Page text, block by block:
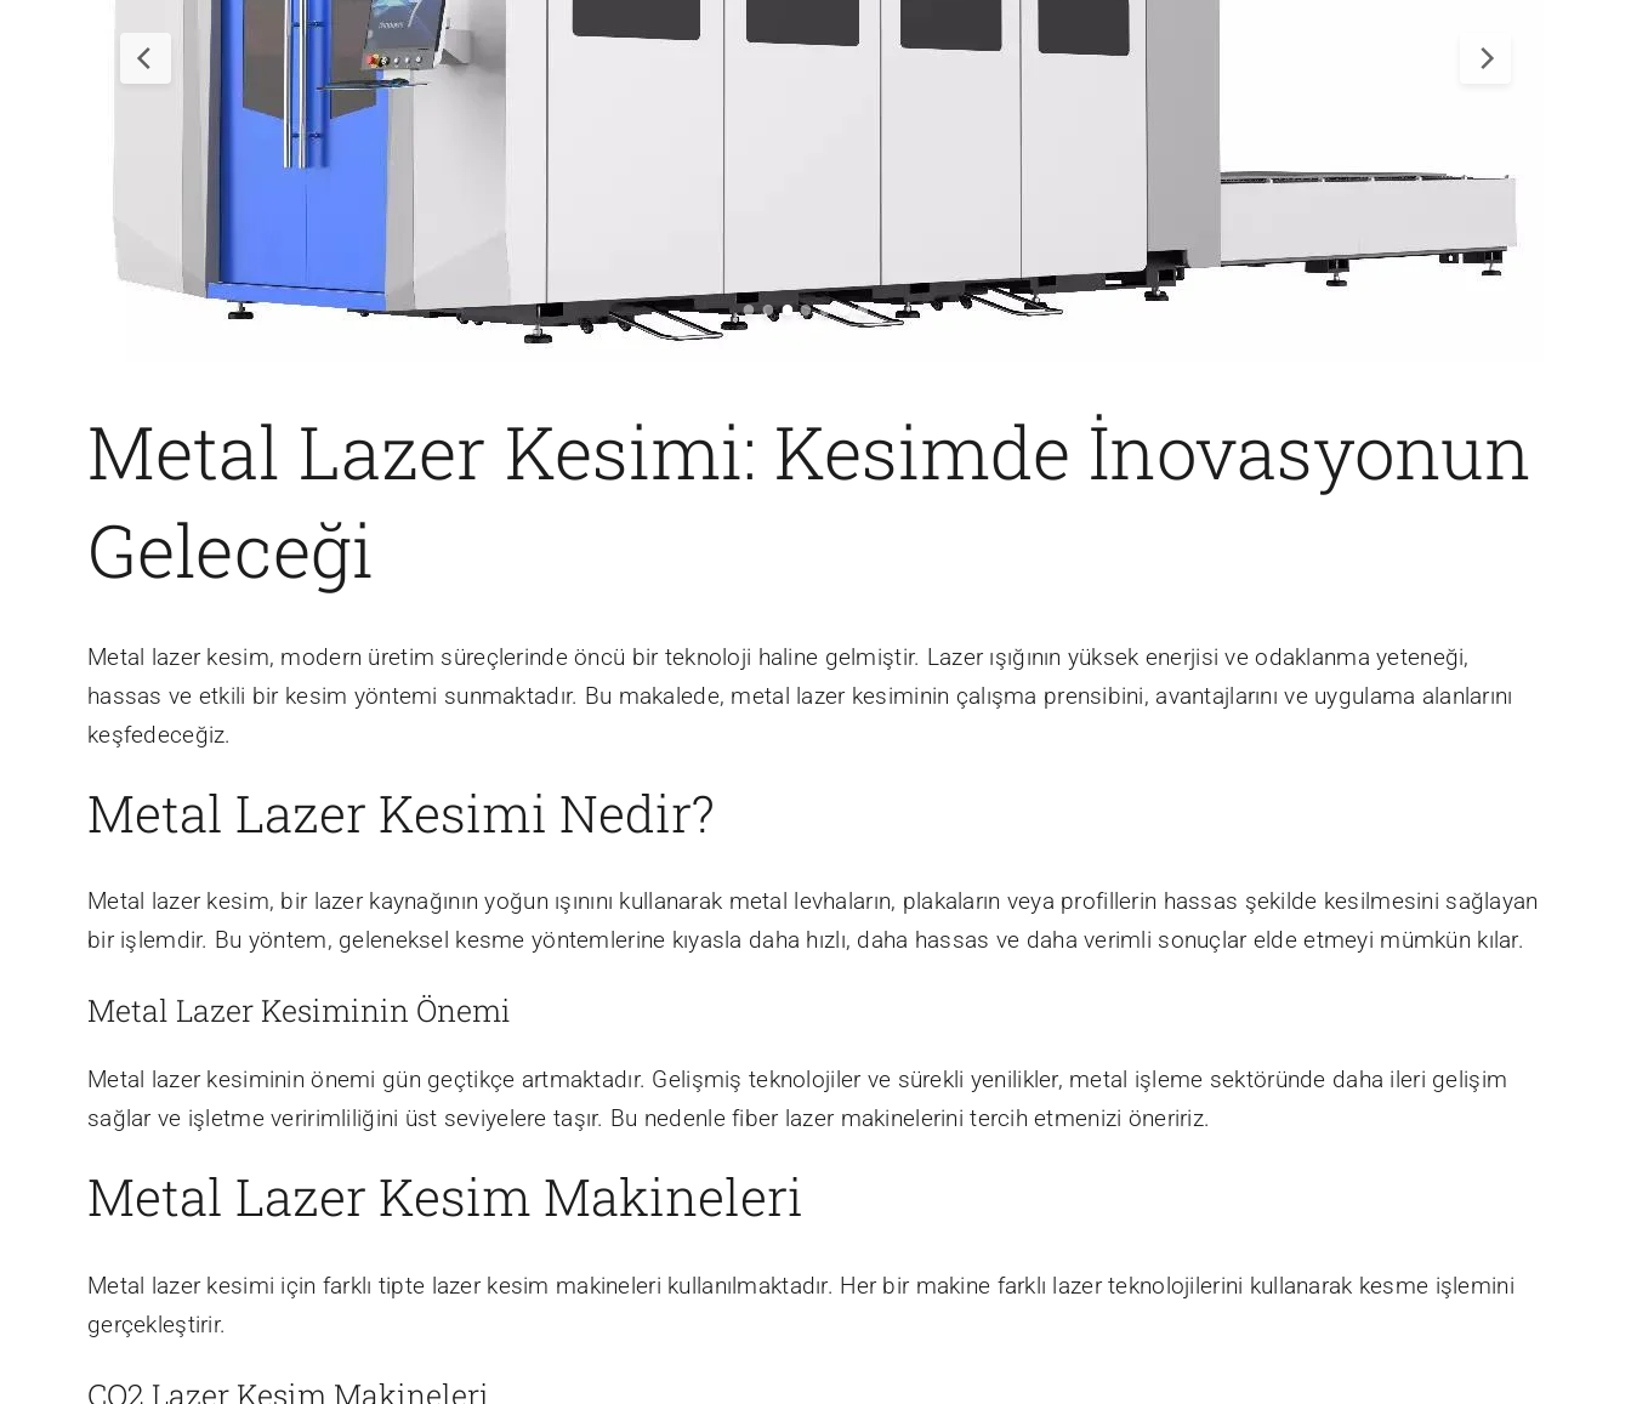
Metal Lazer Kesimi: Kesimde İnovasyonun
Geleceği
Metal lazer kesim, modern üretim süreçlerinde öncü bir teknoloji haline gelmiştir. Lazer ışığının yüksek enerjisi ve odaklanma yeteneği,
hassas ve etkili bir kesim yöntemi sunmaktadır. Bu makalede, metal lazer kesiminin çalışma prensibini, avantajlarını ve uygulama alanlarını
keşfedeceğiz.
Metal Lazer Kesimi Nedir?
Metal lazer kesim, bir lazer kaynağının yoğun ışınını kullanarak metal levhaların, plakaların veya profillerin hassas şekilde kesilmesini sağlayan
bir işlemdir. Bu yöntem, geleneksel kesme yöntemlerine kıyasla daha hızlı, daha hassas ve daha verimli sonuçlar elde etmeyi mümkün kılar.
Metal Lazer Kesiminin Önemi
Metal lazer kesiminin önemi gün geçtikçe artmaktadır. Gelişmiş teknolojiler ve sürekli yenilikler, metal işleme sektöründe daha ileri gelişim
sağlar ve işletme veririmliliğini üst seviyelere taşır. Bu nedenle fiber lazer makinelerini tercih etmenizi öneririz.
Metal Lazer Kesim Makineleri
Metal lazer kesimi için farklı tipte lazer kesim makineleri kullanılmaktadır. Her bir makine farklı lazer teknolojilerini kullanarak kesme işlemini
gerçekleştirir.
CO2 Lazer Kesim Makineleri